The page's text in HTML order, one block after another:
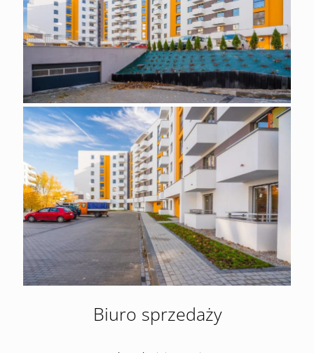
Biuro sprzedaży